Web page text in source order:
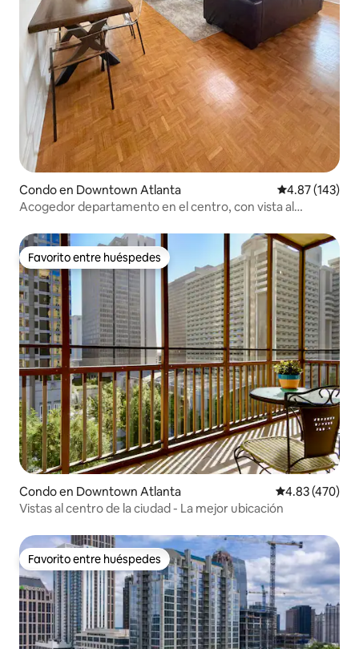
Condo en Downtown Atlanta Calificación
4.87 (143)
Acogedor departamento en el centro, con vista al
Favorito entre huéspedes
Favorito entre huéspedes
Condo en Downtown Atlanta Calificación
4.83 (470)
Vistas al centro de la ciudad - La mejor ubicación
Favorito entre huéspedes
Favorito entre huéspedes